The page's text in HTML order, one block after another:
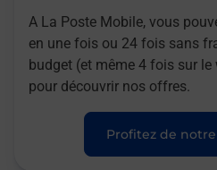
A La Poste Mobile, vous
en une fois ou 24 fois sans
budget (et même 4 fois sur
pour découvrir nos offres.
Profitez de